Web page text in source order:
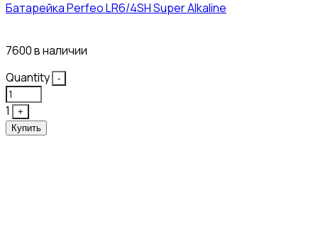
Батарейка Perfeo LR6/4SH Super Alkaline
7600 в наличии
Quantity
-
1
+
Купить